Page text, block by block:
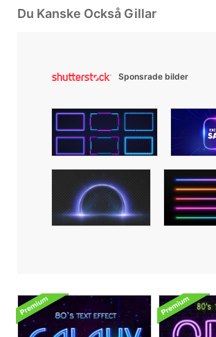
Du Kanske Också Gillar
Sponsrade bilder